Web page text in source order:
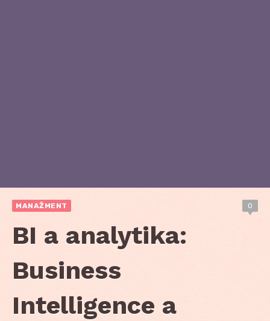
MANAŽMENT 0
BI a analytika:
Business
Intelligence a